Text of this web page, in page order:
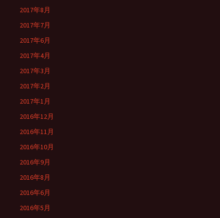
2017年8月
2017年7月
2017年6月
2017年4月
2017年3月
2017年2月
2017年1月
2016年12月
2016年11月
2016年10月
2016年9月
2016年8月
2016年6月
2016年5月